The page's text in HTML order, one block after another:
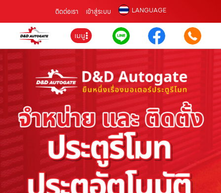
ติดต่อเรา เข้าสู่ระบบ LANGUAGE
เมนู